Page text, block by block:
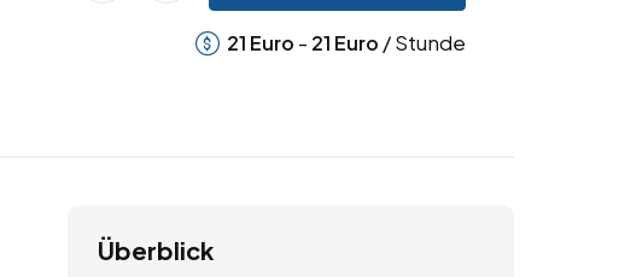
21 Euro - 21 Euro / Stunde
Überblick